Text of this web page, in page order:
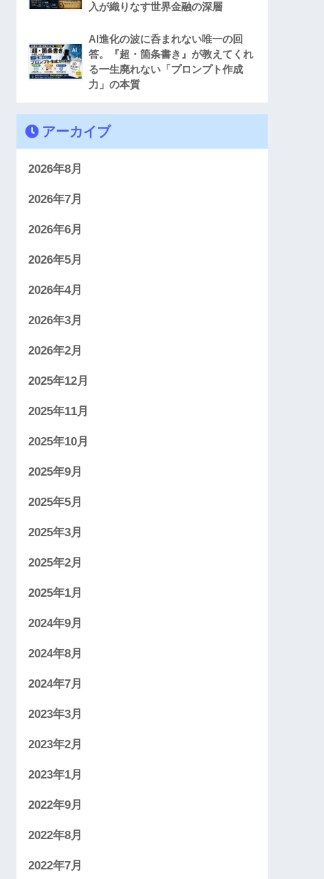
入が織りなす世界金融の深層
AI進化の波に呑まれない唯一の回
答。『超・箇条書き』が教えてくれ
る一生廃れない「プロンプト作成
力」の本質
アーカイブ
2026年8月
2026年7月
2026年6月
2026年5月
2026年4月
2026年3月
2026年2月
2025年12月
2025年11月
2025年10月
2025年9月
2025年5月
2025年3月
2025年2月
2025年1月
2024年9月
2024年8月
2024年7月
2023年3月
2023年2月
2023年1月
2022年9月
2022年8月
2022年7月